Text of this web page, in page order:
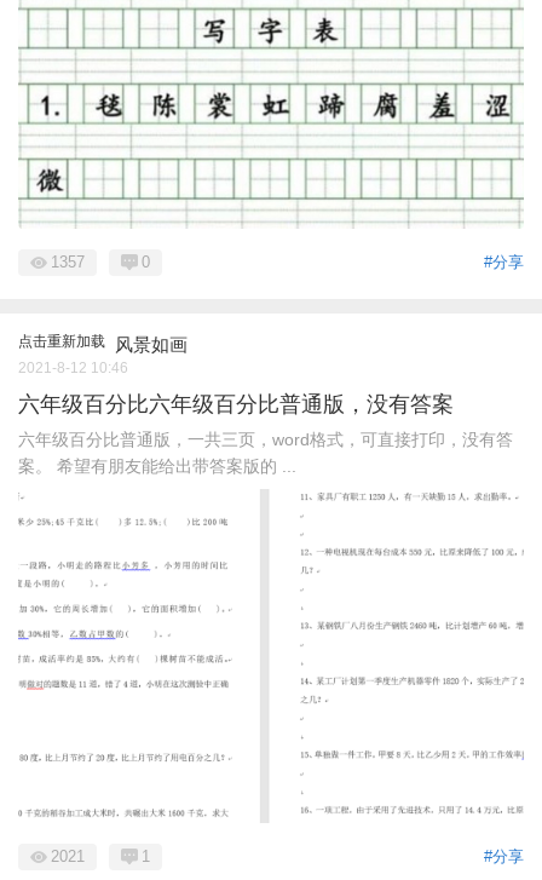
#分享
1357 0
点击重新加载 风景如画
2021-8-12 10:46
六年级百分比六年级百分比普通版，没有答案
六年级百分比普通版，一共三页，word格式，可直接打印，没有答
案。 希望有朋友能给出带答案版的 ...
#分享
2021 1